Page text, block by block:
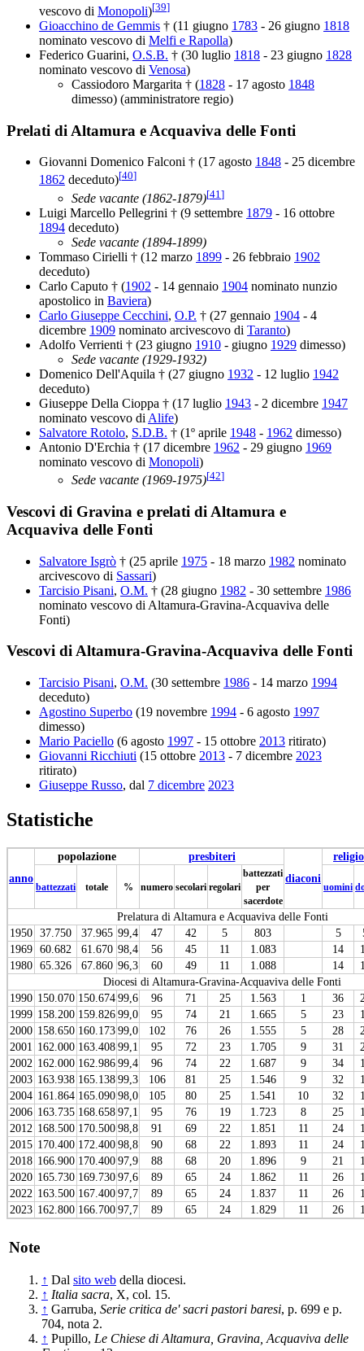
vescovo di Monopoli)[39]
Gioacchino de Gemmis † (11 giugno 1783 - 26 giugno 1818
nominato vescovo di Melfi e Rapolla)
Federico Guarini, O.S.B. † (30 luglio 1818 - 23 giugno 1828
nominato vescovo di Venosa)
Cassiodoro Margarita † (1828 - 17 agosto 1848
dimesso) (amministratore regio)
Prelati di Altamura e Acquaviva delle Fonti
Giovanni Domenico Falconi † (17 agosto 1848 - 25 dicembre
1862 deceduto)[40]
Sede vacante (1862-1879)[41 ]
Luigi Marcello Pellegrini † (9 settembre 1879 - 16 ottobre
1894 deceduto)
Sede vacante (1894-1899)
Tommaso Cirielli † (12 marzo 1899 - 26 febbraio 1902
deceduto)
Carlo Caputo † (1902 - 14 gennaio 1904 nominato nunzio
apostolico in Baviera)
Carlo Giuseppe Cecchini, O.P. † (27 gennaio 1904 - 4
dicembre 1909 nominato arcivescovo di Taranto)
Adolfo Verrienti † (23 giugno 1910 - giugno 1929 dimesso)
Sede vacante (1929-1932)
Domenico Dell'Aquila † (27 giugno 1932 - 12 luglio 1942
deceduto)
Giuseppe Della Cioppa † (17 luglio 1943 - 2 dicembre 1947
nominato vescovo di Alife)
Salvatore Rotolo, S.D.B. † (1º aprile 1948 - 1962 dimesso)
Antonio D'Erchia † (17 dicembre 1962 - 29 giugno 1969
nominato vescovo di Monopoli)
Sede vacante (1969-1975)[42]
Vescovi di Gravina e prelati di Altamura e
Acquaviva delle Fonti
Salvatore Isgrò † (25 aprile 1975 - 18 marzo 1982 nominato
arcivescovo di Sassari)
Tarcisio Pisani, O.M. † (28 giugno 1982 - 30 settembre 1986
nominato vescovo di Altamura-Gravina-Acquaviva delle
Fonti)
Vescovi di Altamura-Gravina-Acquaviva delle Fonti
Tarcisio Pisani, O.M. (30 settembre 1986 - 14 marzo 1994
deceduto)
Agostino Superbo (19 novembre 1994 - 6 agosto 1997
dimesso)
Mario Paciello (6 agosto 1997 - 15 ottobre 2013 ritirato)
Giovanni Ricchiuti (15 ottobre 2013 - 7 dicembre 2023
ritirato)
Giuseppe Russo, dal 7 dicembre 2023
Statistiche
anno
popolazione
presbiteri
diaconi
battezzati totale % numero secolari regolari
battezzati
per
sacerdote
uomini
Prelatura di Altamura e Acquaviva delle Fonti
1950 37.750 37.965 99,4 47 42 5 803 5
1969 60.682 61.670 98,4 56 45 11 1.083 14
1980 65.326 67.860 96,3 60 49 11 1.088 14
Diocesi di Altamura-Gravina-Acquaviva delle Fonti
1990 150.070 150.67499,6 96 71 25 1.563 1 36
1999 158.200 159.82699,0 95 74 21 1.665 5 23
2000 158.650 160.17399,0 102 76 26 1.555 5 28
2001 162.000 163.40899,1 95 72 23 1.705 9 31
2002 162.000 162.98699,4 96 74 22 1.687 9 34
2003 163.938 165.13899,3 106 81 25 1.546 9 32
2004 161.864 165.09098,0 105 80 25 1.541 10 32
2006 163.735 168.65897,1 95 76 19 1.723 8 25
2012 168.500 170.50098,8 91 69 22 1.851 11 24
2015 170.400 172.40098,8 90 68 22 1.893 11 24
2018 166.900 170.40097,9 88 68 20 1.896 9 21
2020 165.730 169.73097,6 89 65 24 1.862 11 26
2022 163.500 167.40097,7 89 65 24 1.837 11 26
2023 162.800 166.70097,7 89 65 24 1.829 11 26
Note
↑ Dal sito web della diocesi.
↑ Italia sacra, X, col. 15.
↑ Garruba, Serie critica de' sacri pastori baresi, p. 699 e p.
704, nota 2.
↑ Pupillo, Le Chiese di Altamura, Gravina, Acquaviva delle